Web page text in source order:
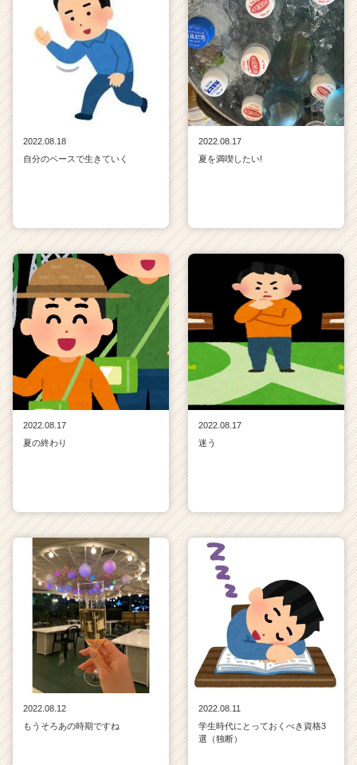
2022.08.18
自分のペースで生きていく
2022.08.17
夏を満喫したい!
2022.08.17
夏の終わり
2022.08.17
迷う
2022.08.12
もうそろあの時期ですね
2022.08.11
学生時代にとっておくべき資格3
選（独断）